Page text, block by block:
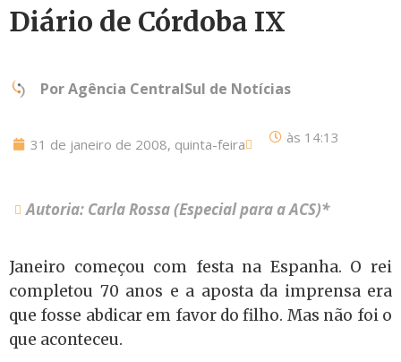
Diário de Córdoba IX
PorAgência CentralSul de Notícias
31 de janeiro de 2008, quinta-feira às 14:13
Autoria: Carla Rossa (Especial para a ACS)*
Janeiro começou com festa na Espanha. O rei
completou 70 anos e a aposta da imprensa era
que fosse abdicar em favor do filho. Mas não foi o
que aconteceu.